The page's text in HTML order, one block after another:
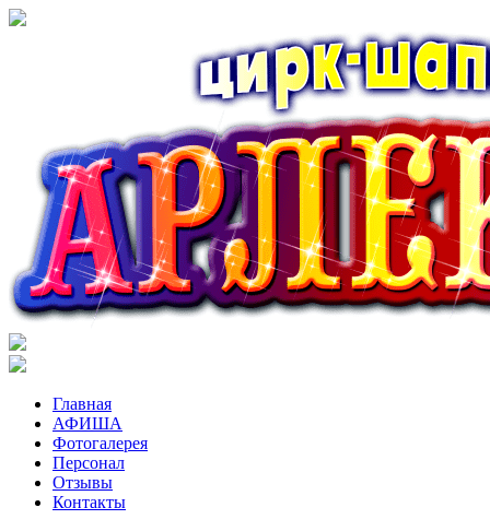
Главная
АФИША
Фотогалерея
Персонал
Отзывы
Контакты